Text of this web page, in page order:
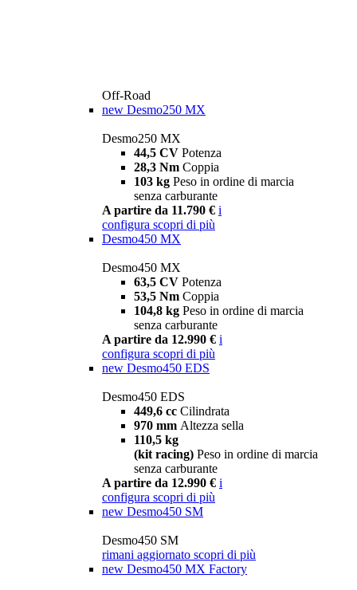
Off-Road
new Desmo250 MX
Desmo250 MX
44,5 CV Potenza
28,3 Nm Coppia
103 kg Peso in ordine di marcia
senza carburante
A partire da 11.790 € i
configura scopri di più
Desmo450 MX
Desmo450 MX
63,5 CV Potenza
53,5 Nm Coppia
104,8 kg Peso in ordine di marcia
senza carburante
A partire da 12.990 € i
configura scopri di più
new Desmo450 EDS
Desmo450 EDS
449,6 cc Cilindrata
970 mm Altezza sella
110,5 kg
(kit racing) Peso in ordine di marcia
senza carburante
A partire da 12.990 € i
configura scopri di più
new Desmo450 SM
Desmo450 SM
rimani aggiornato scopri di più
new Desmo450 MX Factory